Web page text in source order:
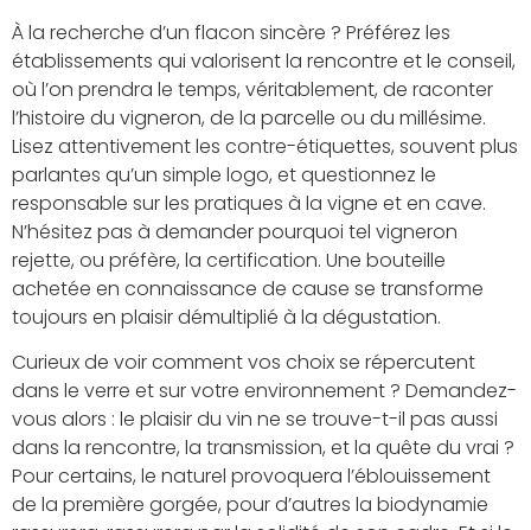
À la recherche d’un flacon sincère ? Préférez les
établissements qui valorisent la rencontre et le conseil,
où l’on prendra le temps, véritablement, de raconter
l’histoire du vigneron, de la parcelle ou du millésime.
Lisez attentivement les contre-étiquettes, souvent plus
parlantes qu’un simple logo, et questionnez le
responsable sur les pratiques à la vigne et en cave.
N’hésitez pas à demander pourquoi tel vigneron
rejette, ou préfère, la certification. Une bouteille
achetée en connaissance de cause se transforme
toujours en plaisir démultiplié à la dégustation.
Curieux de voir comment vos choix se répercutent
dans le verre et sur votre environnement ? Demandez-
vous alors : le plaisir du vin ne se trouve-t-il pas aussi
dans la rencontre, la transmission, et la quête du vrai ?
Pour certains, le naturel provoquera l’éblouissement
de la première gorgée, pour d’autres la biodynamie